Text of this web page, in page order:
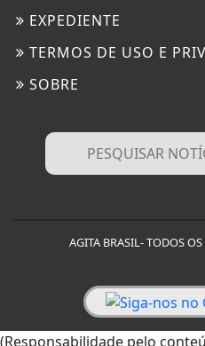
EXPEDIENTE
TERMOS DE USO E
SOBRE
AGITA BRASIL- TODOS
(Responsabilidade pelo